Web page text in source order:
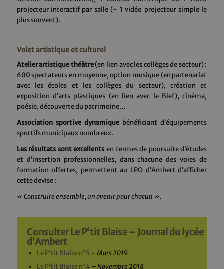
projecteur interactif par salle (+ 1 vidéo projecteur simple le
plus souvent).
Volet artistique et culturel
Atelier artistique théâtre(en lien avec les collèges de secteur) :
600 spectateurs en moyenne, option musique (en partenariat
avec les écoles et les collèges du secteur), création et
exposition d’arts plastiques (en lien avec le Bief), cinéma,
poésie, découverte du patrimoine…
Association sportive dynamique bénéficiant d’équipements
sportifs municipaux nombreux.
Les résultats sont excellents en termes de poursuite d’études
et d’insertion professionnelles, dans chacune des voies de
formation offertes, permettent au LPO d’Ambert d’afficher
cette devise :
« Construire ensemble, un avenir pour chacun ».
Consulter Le P‘tit Blaise – Journal du lycée
d’Ambert
Le P’tit Blaise n°5 –Mars 2019
Le P’tit Blaise n°4 –Novembre 2018